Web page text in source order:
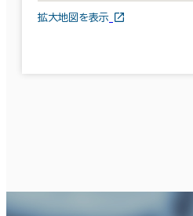
拡大地図を表示